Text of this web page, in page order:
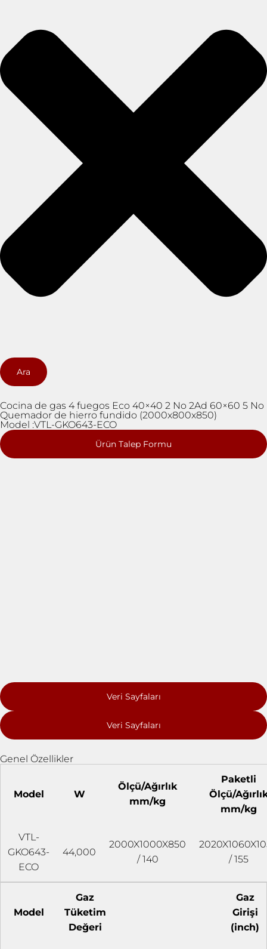
Ara
Cocina de gas 4 fuegos Eco 40×40 2 No 2Ad 60×60 5 No
Quemador de hierro fundido (2000x800x850)
Model :VTL-GKO643-ECO
Ürün Talep Formu
Veri Sayfaları
Veri Sayfaları
Genel Özellikler
Model W
Ölçü/Ağırlık
mm/kg
Paketli
Ölçü/
mm/kg
VTL-
GKO643-
ECO
44,000
2000X1000X850
/ 140
/ 155
Model
Gaz
Tüketim
Değeri
Gaz
Girişi
(inch)